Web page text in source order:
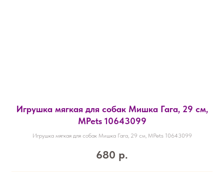
Игрушка мягкая для собак Мишка Гага, 29 см,
MPets 10643099
Игрушка мягкая для собак Мишка Гага, 29 см, MPets 10643099
680 р.